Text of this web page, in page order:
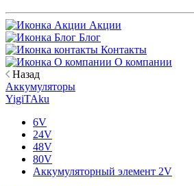
Акции
Блог
Контакты
О компании
Назад
Аккумуляторы
YigiTAku
6V
24V
48V
80V
Аккумуляторный элемент 2V